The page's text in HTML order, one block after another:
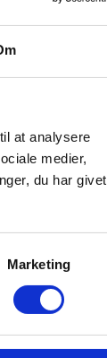
at analysere
medier,
du har givet
Marketing